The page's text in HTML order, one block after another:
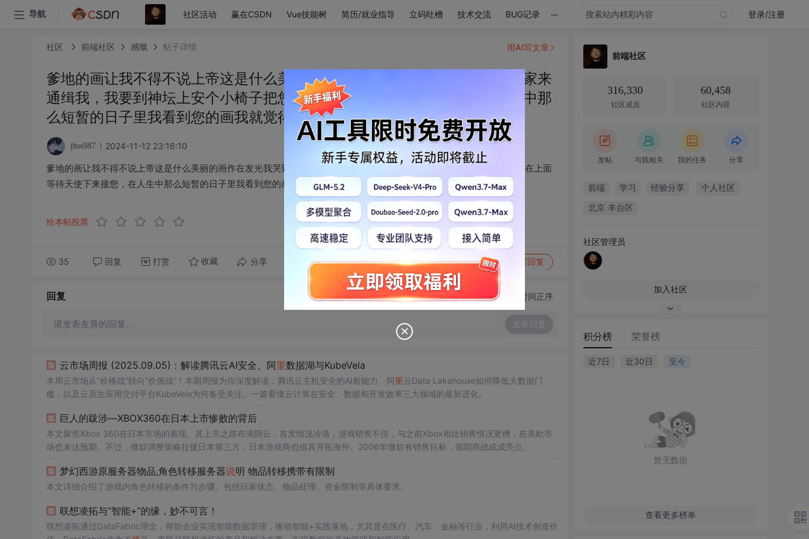
导航 社区活动 赢在CSDN Vue技能树 简历/就业指导 立码吐槽 技术交流 BUG记录 ... 登录/注册
社区 前端社区 感慨 帖子详情
爹地的画让我不得不说上帝这是什么美丽的画作在发光我哭到太平洋周围国家来
通缉我，我要到神坛上安个小椅子把您绑在上面等待天使下来接您，在人生中那
么短暂的日子里我看到您的画我就觉得：人间值得。
jhss987 2024-11-12 23:16:10
爹地的画让我不得不说上帝这是什么美丽的画作在发光我哭到太平洋周围国家来通缉我，我要到神坛上安个小椅子把您绑在上面
等待天使下来接您，在人生中那么短暂的日子里我看到您的画我就觉得：人间值得。
给本帖投票
35 回复 打赏 收藏 分享 转发到动态 举报 写回复
用AI写文章
回复 切换为时间正序
请发表友善的回复… 发表回复
云市场周报 (2025.09.05)：解读腾讯云AI安全、阿里数据湖与KubeVela
本周云市场从“价格战”转向“价值战”！本期周报为你深度解读：腾讯云主机安全的AI新能力、阿里云Data Lakehouse如何降低大数据门
槛，以及云原生应用交付平台KubeVela为何备受关注。一篇看懂云计算在安全、数据和开发效率三大领域的最新进化。
巨人的跋涉—XBOX360在日本上市惨败的背后
本文聚焦Xbox 360在日本市场的表现。其上市之路布满阴云，首发情况冷清，游戏销售不佳，与之前Xbox相比销售情况更糟，在美欧市
场也未达预期。不过，微软调整策略拉拢日本第三方，日本游戏商也借其开拓海外。2006年微软有销售目标，假期商战或成亮点。
梦幻西游原服务器物品,角色转移服务器说明 物品转移携带有限制
本文详细介绍了游戏内角色转移的条件与步骤。包括玩家状态、物品处理、资金限制等具体要求。
联想凌拓与“智能+”的缘，妙不可言！
联想凌拓通过DataFabric理念，帮助企业实现智能数据管理，推动智能+实践落地，尤其是在医疗、汽车、金融等行业，利用AI技术创造价
前端社区
316,330
社区成员
60,458
社区内容
发帖 与我相关 我的任务 分享
前端 学习 经验分享 个人社区
北京·丰台区
社区管理员
加入社区
积分榜 荣誉榜
近7日 近30日 至今
暂无数据
查看更多榜单